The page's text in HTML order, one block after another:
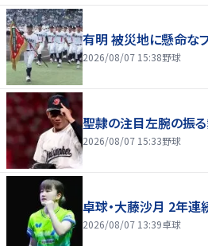
有明 被災地に懸命な
2026/08/07 15:38野球
聖隷の注目左腕の振る
2026/08/07 15:33野球
卓球・大藤沙月 2年連
2026/08/07 13:39卓球